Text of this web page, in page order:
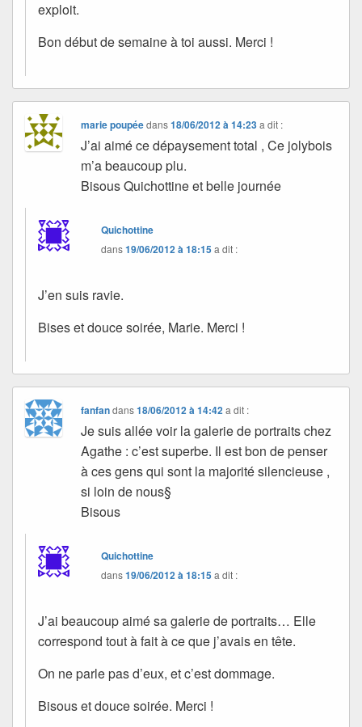
exploit.
Bon début de semaine à toi aussi. Merci !
marie poupéedans18/06/2012 à 14:23 a dit :
J’ai aimé ce dépaysement total , Ce jolybois
m’a beaucoup plu.
Bisous Quichottine et belle journée
Quichottine
dans19/06/2012 à 18:15a dit :
J’en suis ravie.
Bises et douce soirée, Marie. Merci !
fanfandans18/06/2012 à 14:42 a dit :
Je suis allée voir la galerie de portraits chez
Agathe : c’est superbe. Il est bon de penser
à ces gens qui sont la majorité silencieuse ,
si loin de nous§
Bisous
Quichottine
dans19/06/2012 à 18:15a dit :
J’ai beaucoup aimé sa galerie de portraits… Elle
correspond tout à fait à ce que j’avais en tête.
On ne parle pas d’eux, et c’est dommage.
Bisous et douce soirée. Merci !